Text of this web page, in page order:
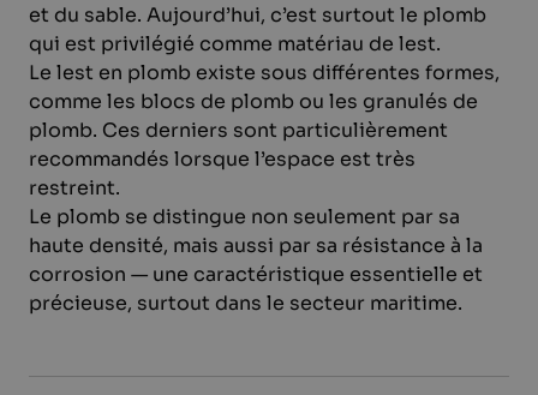
et du sable. Aujourd’hui, c’est surtout le plomb
qui est privilégié comme matériau de lest.
Le lest en plomb existe sous différentes formes,
comme les blocs de plomb ou les granulés de
plomb. Ces derniers sont particulièrement
recommandés lorsque l’espace est très
restreint.
Le plomb se distingue non seulement par sa
haute densité, mais aussi par sa résistance à la
corrosion — une caractéristique essentielle et
précieuse, surtout dans le secteur maritime.